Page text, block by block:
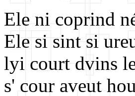
Ele ni coprind
Ele si sint si
lyi court dvins
s' cour aveut